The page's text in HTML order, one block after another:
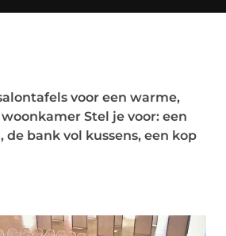
voor een warme,
Stel je voor: een
bank vol kussens, een kop